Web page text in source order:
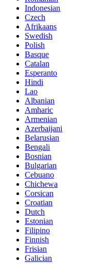
Indonesian
Czech
Afrikaans
Swedish
Polish
Basque
Catalan
Esperanto
Hindi
Lao
Albanian
Amharic
Armenian
Azerbaijani
Belarusian
Bengali
Bosnian
Bulgarian
Cebuano
Chichewa
Corsican
Croatian
Dutch
Estonian
Filipino
Finnish
Frisian
Galician